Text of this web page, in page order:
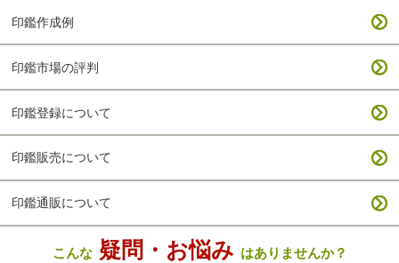
印鑑作成例
印鑑市場の評判
印鑑登録について
印鑑販売について
印鑑通販について
こんな疑問・お悩み はありませんか？